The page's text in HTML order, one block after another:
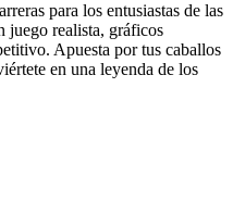
para los entusiastas de las
juego realista, gráficos
Apuesta por tus caballos
en una leyenda de los